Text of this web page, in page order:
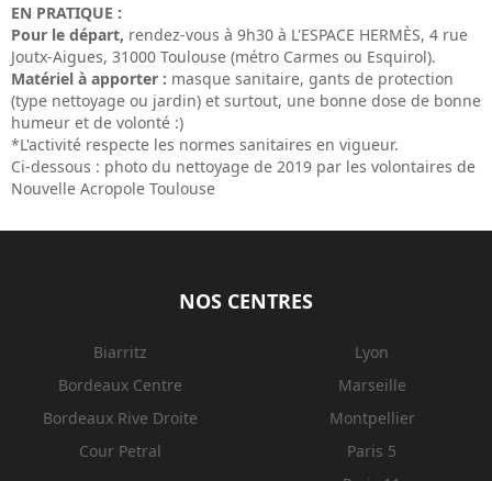
EN PRATIQUE :
Pour le départ, rendez-vous à 9h30 à L'ESPACE HERMÈS, 4 rue
Joutx-Aigues, 31000 Toulouse (métro Carmes ou Esquirol).
Matériel à apporter : masque sanitaire, gants de protection
(type nettoyage ou jardin) et surtout, une bonne dose de bonne
humeur et de volonté :)
*L'activité respecte les normes sanitaires en vigueur.
Ci-dessous : photo du nettoyage de 2019 par les volontaires de
Nouvelle Acropole Toulouse
NOS CENTRES
Biarritz
Bordeaux Centre
Bordeaux Rive Droite
Cour Petral
Lyon
Marseille
Montpellier
Paris 5